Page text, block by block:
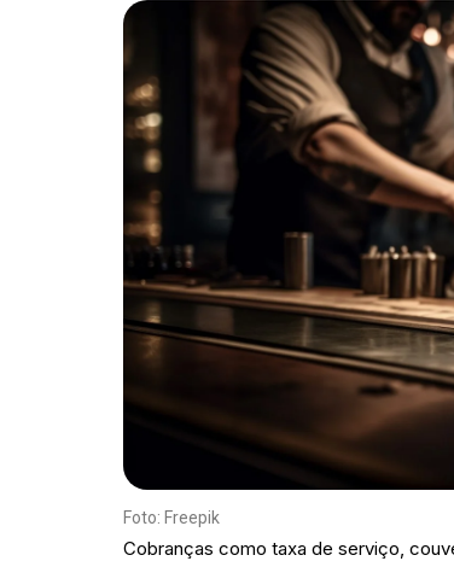
Foto: Freepik
Cobranças como taxa de serviço,